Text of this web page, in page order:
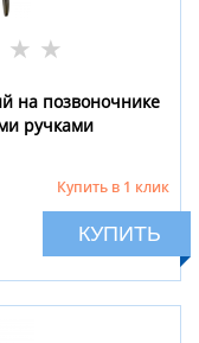
★ ★
на позвоночнике
ручками
Купить в 1 клик
КУПИТЬ